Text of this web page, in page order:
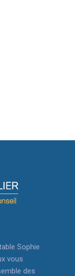
Sophie
vous
des